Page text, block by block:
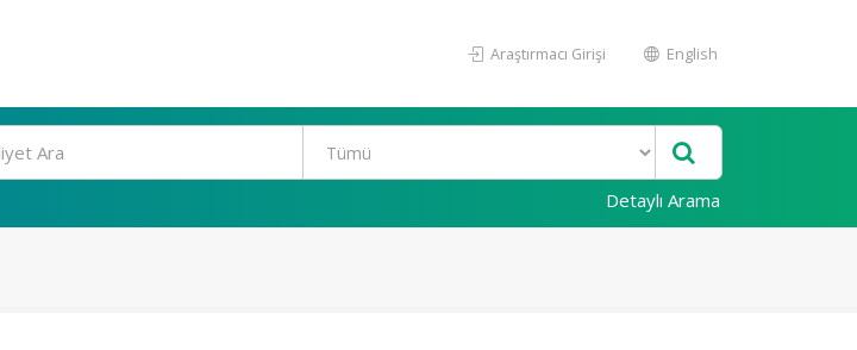
Araştırmacı Girişi English
Detaylı Arama